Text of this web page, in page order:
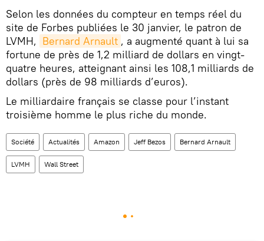
Selon les données du compteur en temps réel du
site de Forbes publiées le 30 janvier, le patron de
LVMH, Bernard Arnault , a augmenté quant à lui sa
fortune de près de 1,2 milliard de dollars en vingt-
quatre heures, atteignant ainsi les 108,1 milliards de
dollars (près de 98 milliards d’euros).
Le milliardaire français se classe pour l’instant
troisième homme le plus riche du monde.
Société Actualités Amazon Jeff Bezos Bernard Arnault
LVMH Wall Street